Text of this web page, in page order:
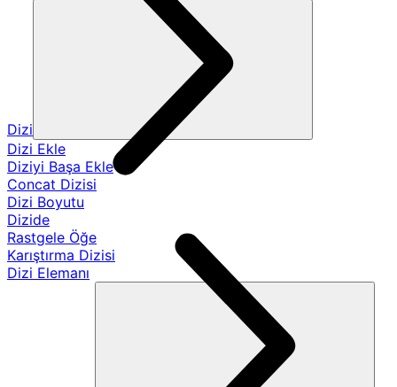
Dizi
Dizi Ekle
Diziyi Başa Ekle
Concat Dizisi
Dizi Boyutu
Dizide
Rastgele Öğe
Karıştırma Dizisi
Dizi Elemanı